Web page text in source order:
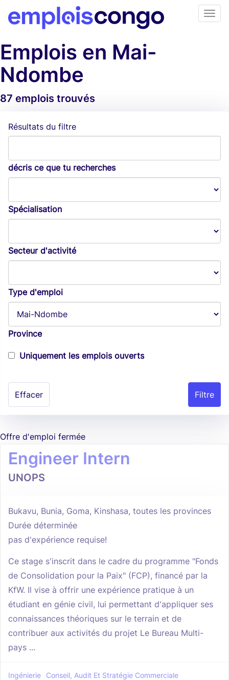
Emplois en Mai-
Ndombe
87 emplois trouvés
Résultats du filtre
décris ce que tu recherches
Spécialisation
Secteur d'activité
Type d'emploi
Province
Uniquement les emplois ouverts
Effacer
Offre d'emploi fermée
Engineer Intern
UNOPS
Bukavu, Bunia, Goma, Kinshasa, toutes les provinces
Durée déterminée
pas d'expérience requise!
Ce stage s'inscrit dans le cadre du programme "Fonds
de Consolidation pour la Paix" (FCP), financé par la
KfW.​ Il vise à offrir une expérience pratique à un
étudiant en génie civil, lui permettant d'appliquer ses
connaissances théoriques sur le terrain et de
contribuer aux activités du projet Le Bureau Multi-
pays ...
Ingénierie
Conseil, Audit Et Stratégie Commerciale